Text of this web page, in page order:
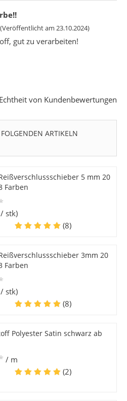
am 23.10.2024)
gut zu verarbeiten!
von Kundenbewertungen
ARTIKELN
5 mm 20
Farben
stk)
(8)
3mm 20
Farben
stk)
(8)
Polyester Satin schwarz ab
/ m
(2)